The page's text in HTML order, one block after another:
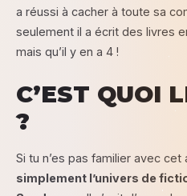
a réussi à cacher à toute sa
seulement il a écrit des livres
mais qu’il y en a 4 !
C’EST QUOI
?
Si tu n’es pas familier avec cet
simplement l’univers de